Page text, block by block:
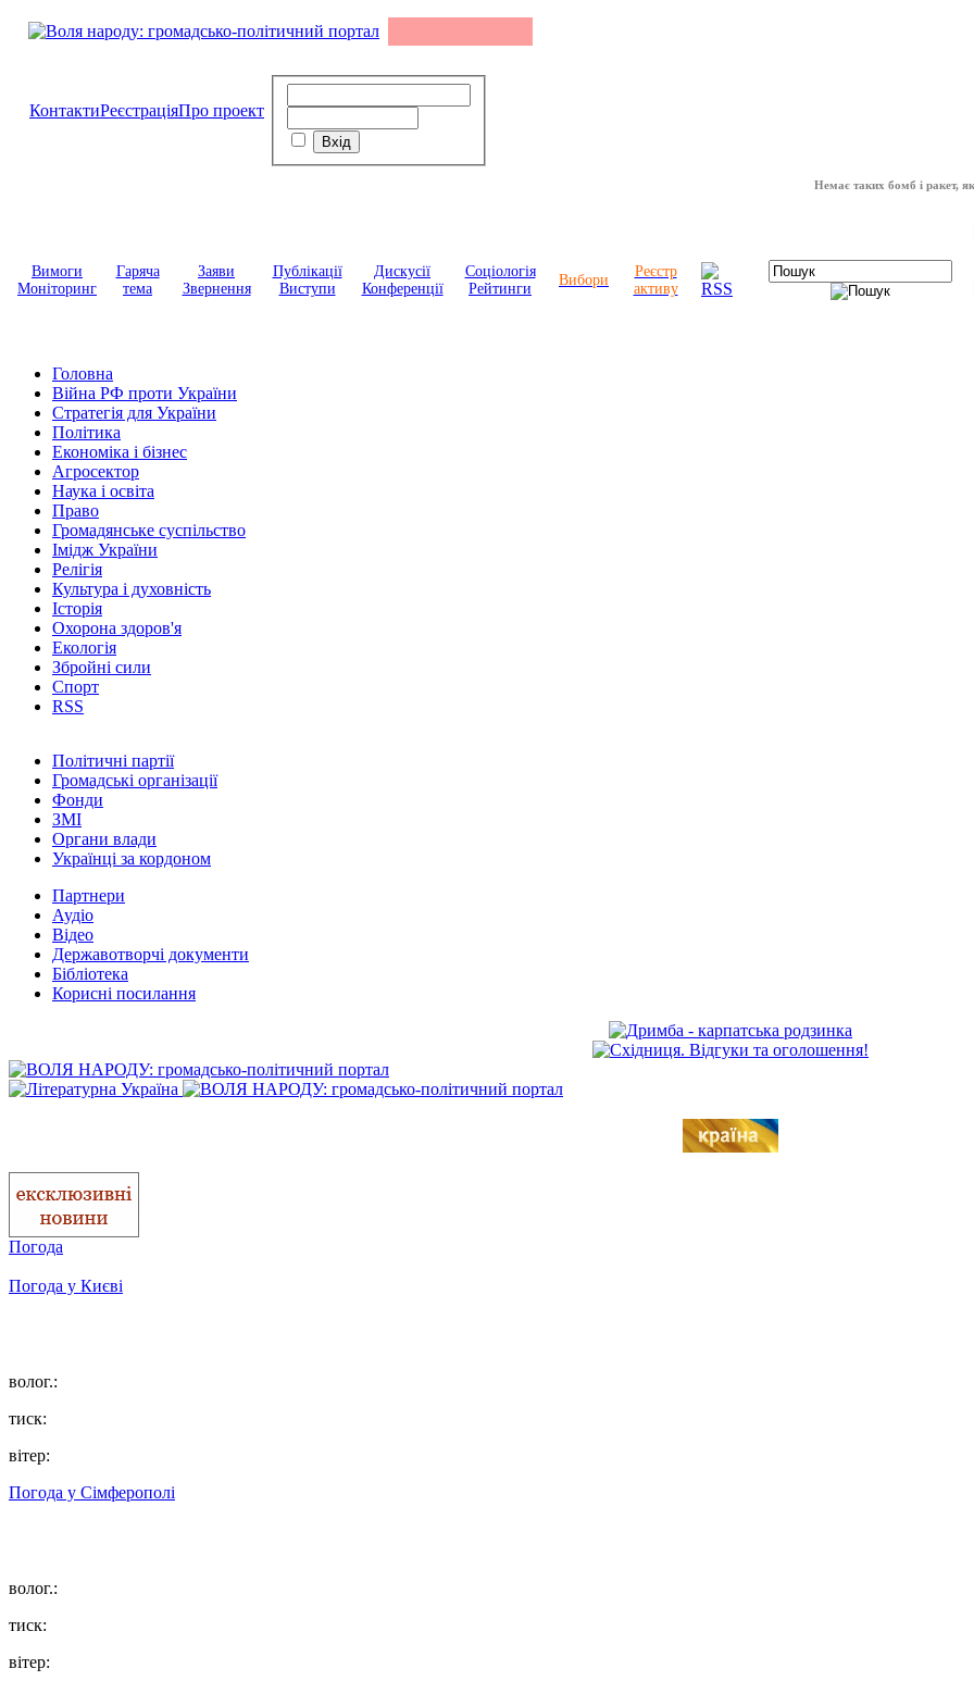
КонтактиРеєстраціяПро проект
Немає таких бомб і ракет, які
Вимоги
Моніторинг
Гаряча
тема
Заяви
Звернення
Публікації
Виступи
Дискусії
Конференції
Соціологія
Рейтинги
Вибори
Реєстр
активу
Головна
Війна РФ проти України
Стратегія для України
Політика
Економіка і бізнес
Агросектор
Наука і освіта
Право
Громадянське суспільство
Імідж України
Релігія
Культура і духовність
Історія
Охорона здоров'я
Екологія
Збройні сили
Спорт
RSS
Політичні партії
Громадські організації
Фонди
ЗМІ
Органи влади
Українці за кордоном
Партнери
Аудіо
Відео
Державотворчі документи
Бібліотека
Корисні посилання
Погода
Погода у Києві
волог.:
тиск:
вітер:
Погода у Сімферополі
волог.:
тиск:
вітер: